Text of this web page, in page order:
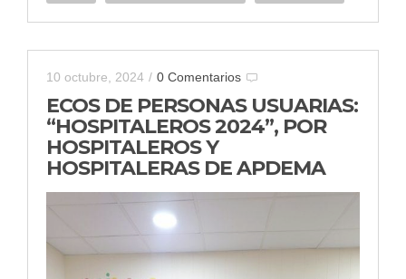
10 octubre, 2024 / 0 Comentarios
ECOS DE PERSONAS USUARIAS:
“HOSPITALEROS 2024”, POR
HOSPITALEROS Y
HOSPITALERAS DE APDEMA